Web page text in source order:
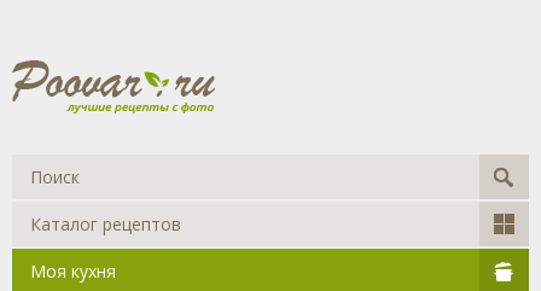
Каталог рецептов
Моя кухня